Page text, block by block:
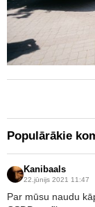
Populārākie
Kanibaals
22.jūnijs 2021 11:47
Par mūsu naudu